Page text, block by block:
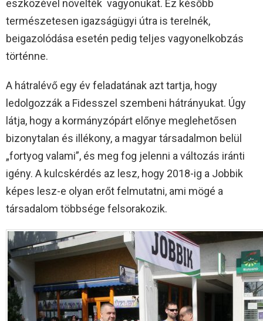
eszközével növelték vagyonukat. Ez később
természetesen igazságügyi útra is terelnék,
beigazolódása esetén pedig teljes vagyonelkobzás
történne.
A hátralévő egy év feladatának azt tartja, hogy
ledolgozzák a Fidesszel szembeni hátrányukat. Úgy
látja, hogy a kormányzópárt előnye meglehetősen
bizonytalan és illékony, a magyar társadalmon belül
„fortyog valami”, és meg fog jelenni a változás iránti
igény. A kulcskérdés az lesz, hogy 2018-ig a Jobbik
képes lesz-e olyan erőt felmutatni, ami mögé a
társadalom többsége felsorakozik.